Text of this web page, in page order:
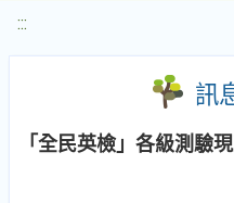
:::
訊
「全民英檢」各級測驗